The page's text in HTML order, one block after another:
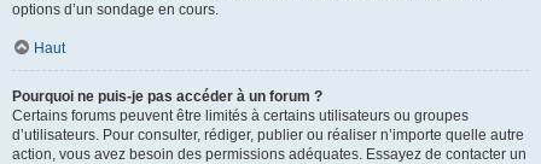
options d’un sondage en cours.
Haut
Pourquoi ne puis-je pas accéder à un forum ?
Certains forums peuvent être limités à certains utilisateurs ou groupes
d’utilisateurs. Pour consulter, rédiger, publier ou réaliser n’importe quelle autre
action, vous avez besoin des permissions adéquates. Essayez de contacter un